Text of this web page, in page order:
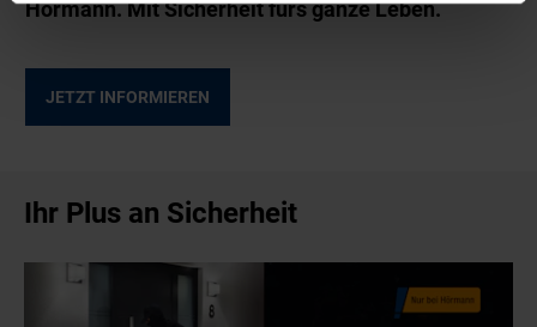
Hörmann. Mit Sicherheit fürs ganze Leben.
JETZT INFORMIEREN
Ihr Plus an Sicherheit